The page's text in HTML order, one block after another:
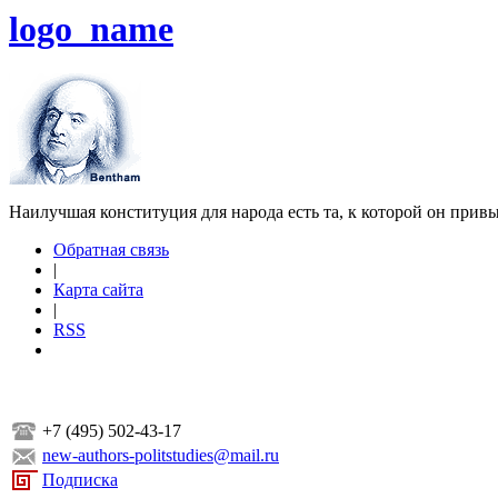
logo_name
Наилучшая конституция для народа есть та, к которой он
Обратная связь
|
Карта сайта
|
RSS
+7 (495) 502-43-17
new-authors-politstudies@mail.ru
Подписка